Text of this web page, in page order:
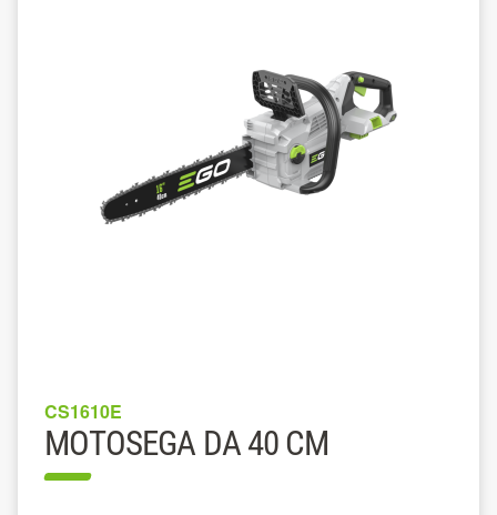
CS1610E
MOTOSEGA DA 40 CM